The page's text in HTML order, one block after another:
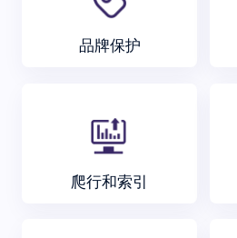
品牌保护
爬行和索引